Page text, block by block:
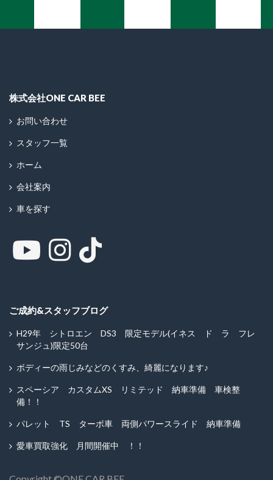
株式会社ONE CAR BEE
お問い合わせ
スタッフ一覧
ホーム
会社案内
車を探す
ご成約&スタッフブログ
H29年 シトロエン DS3 限定モデル(イネス ド ラ フレ
サンジュ)限定50台
ボディーの雨じみなどのくすみ、綺麗になります♪
スペーシア カスタムXS リミテッド 納車準備 車検整
備！！
パレット TS ターボ車 両側パワースライド 納車準備
愛車買取強化 月間開催中 ！！